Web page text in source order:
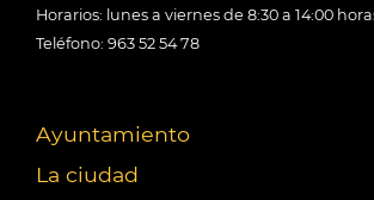
Horarios: lunes a viernes de 8:30 a 14:00
Teléfono: 963 52 54 78
Ayuntamiento
La ciudad